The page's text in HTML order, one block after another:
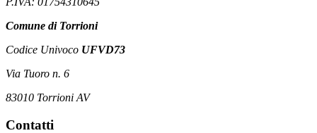
Comune di Torrioni
Codice Univoco UFVD73
Via Tuoro n. 6
83010 Torrioni AV
Contatti